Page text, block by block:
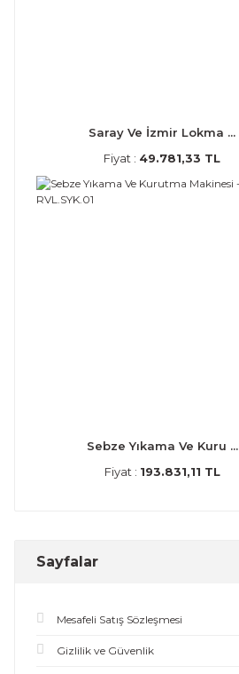
Saray Ve İzmir Lokma ...
Fiyat : 49.781,33 TL
Sebze Yıkama Ve Kuru ...
Fiyat : 193.831,11 TL
Sayfalar
Mesafeli Satış Sözleşmesi
Gizlilik ve Güvenlik